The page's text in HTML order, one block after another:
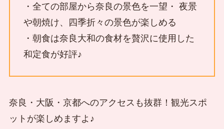
・全ての部屋から奈良の景色を一望・ 夜景
や朝焼け、四季折々の景色が楽しめる
・朝食は奈良大和の食材を贅沢に使用した
和定食が好評♪
奈良・大阪・京都へのアクセスも抜群！観光スポ
ットが楽しめますよ♪